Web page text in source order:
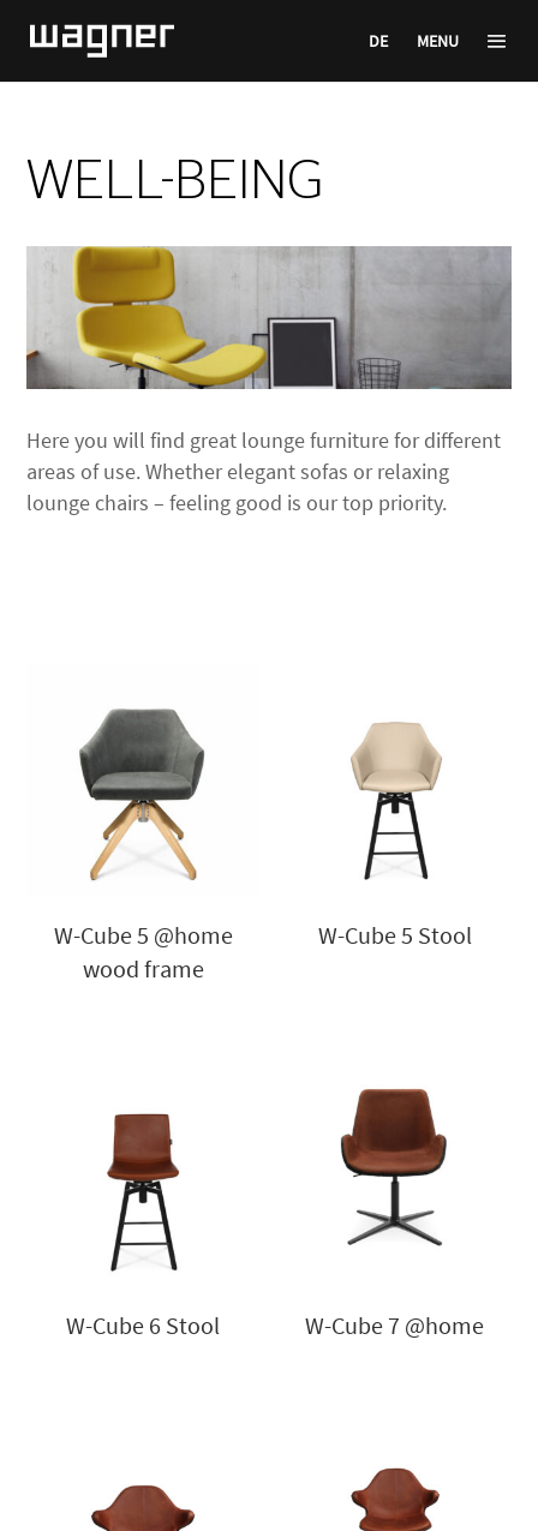
DE MENU
WELL-BEING
Here you will find great lounge furniture for different
areas of use. Whether elegant sofas or relaxing
lounge chairs – feeling good is our top priority.
W-Cube 5 @home
wood frame
W-Cube 5 Stool
W-Cube 6 Stool W-Cube 7 @home